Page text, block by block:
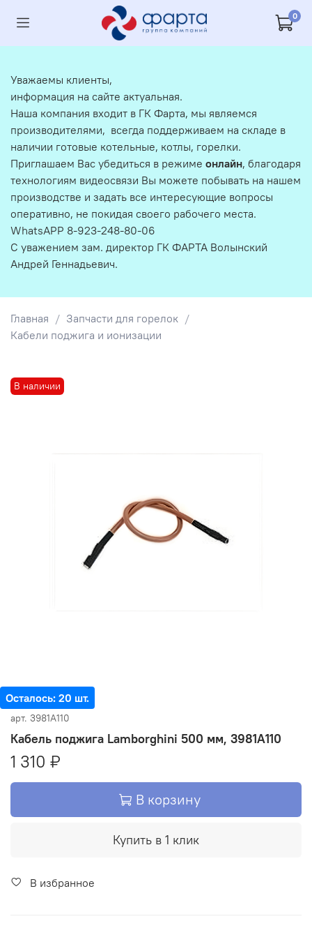
0
Главная
Запчасти для горелок
Кабели поджига и ионизации
Осталось: 20 шт.
В наличии
арт. 3981A110
Кабель поджига Lamborghini 500 мм, 3981A110
1 310 ₽
В корзину
Купить в 1 клик
В избранное
Уважаемы клиенты,
информация на сайте актуальная.
Наша компания входит в ГК Фарта, мы являемся
производителями, всегда поддерживаем на складе в
наличии готовые котельные, котлы, горелки.
Приглашаем Вас убедиться в режиме онлайн, благодаря
технологиям видеосвязи Вы можете побывать на нашем
производстве и задать все интересующие вопросы
оперативно, не покидая своего рабочего места.
WhatsAPP 8-923-248-80-06
С уважением зам. директор ГК ФАРТА Волынский
Андрей Геннадьевич.